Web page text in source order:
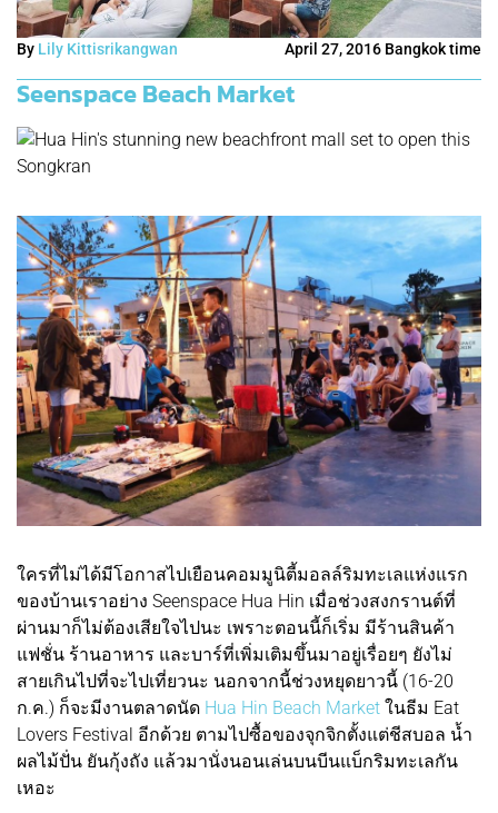
By Lily Kittisrikangwan April 27, 2016 Bangkok time
Seenspace Beach Market
ใครที่ไม่ได้มีโอกาสไปเยือนคอมมูนิตี้มอลล์ริมทะเลแห่งแรก
ของบ้านเราอย่าง Seenspace Hua Hin เมื่อช่วงสงกรานต์ที่
ผ่านมาก็ไม่ต้องเสียใจไปนะ เพราะตอนนี้ก็เริ่ม มีร้านสินค้า
แฟชั่น ร้านอาหาร และบาร์ที่เพิ่มเติมขึ้นมาอยู่เรื่อยๆ ยังไม่
สายเกินไปที่จะไปเที่ยวนะ นอกจากนี้ช่วงหยุดยาวนี้ (16-20
ก.ค.) ก็จะมีงานตลาดนัด Hua Hin Beach Market ในธีม Eat
Lovers Festival อีกด้วย ตามไปซื้อของจุกจิกตั้งแต่ชีสบอล น้ำ
ผลไม้ปั่น ยันกุ้งถัง แล้วมานั่งนอนเล่นบนบีนแบ็กริมทะเลกัน
เหอะ